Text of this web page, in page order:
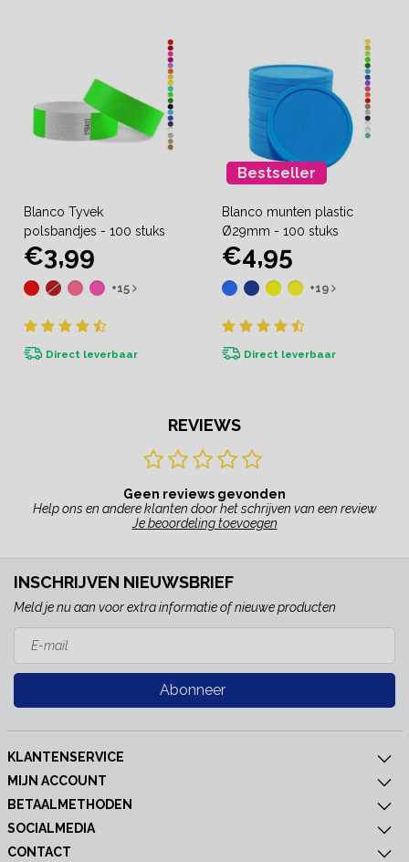
Blanco Tyvek
polsbandjes - 100 stuks
€3,99
+15
Direct leverbaar
Bestseller
Blanco munten plastic
Ø29mm - 100 stuks
€4,95
+19
Direct leverbaar
REVIEWS
Geen reviews gevonden
Help ons en andere klanten door het schrijven van een review
Je beoordeling toevoegen
INSCHRIJVEN NIEUWSBRIEF
Meld je nu aan voor extra informatie of nieuwe producten
Abonneer
KLANTENSERVICE
MIJN ACCOUNT
BETAALMETHODEN
SOCIALMEDIA
CONTACT